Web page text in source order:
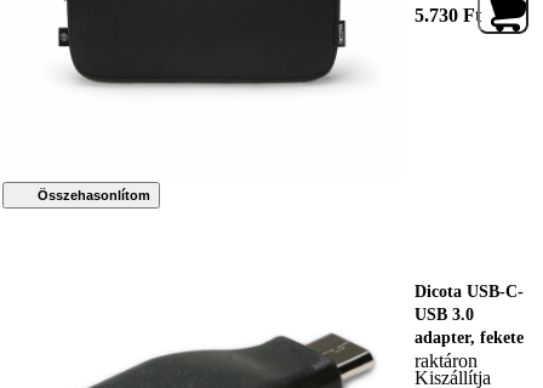
Összehasonlítom
5.730 Ft
Dicota USB-C-
USB 3.0
adapter, fekete
raktáron
Kiszállítja